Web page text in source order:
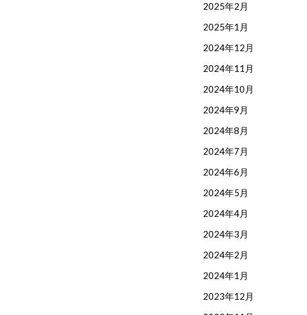
2025年2月
2025年1月
2024年12月
2024年11月
2024年10月
2024年9月
2024年8月
2024年7月
2024年6月
2024年5月
2024年4月
2024年3月
2024年2月
2024年1月
2023年12月